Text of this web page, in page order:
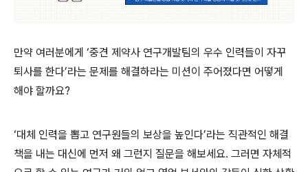
만약 여러분에게 ‘중견 제약사 연구개발팀의 우수 인력들이 자꾸
퇴사를 한다’라는 문제를 해결하라는 미션이 주어졌다면 어떻게
해야 할까요?
‘대체 인력을 뽑고 연구원들의 보상을 높인다’라는 직관적인 해결
책을 내는 대신에 먼저 왜 그런지 질문을 해보세요. 그러면 자체적